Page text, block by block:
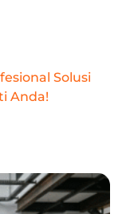
Solusi
Anda!